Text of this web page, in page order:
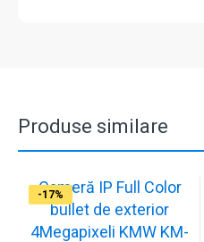
Produse similare
-13%
Cameră IP Full Color
bullet de exterior
4Megapixeli KMW KM-
-17%
-17%
-17%
-17%
-17%
-17%
-17%
-17%
-17%